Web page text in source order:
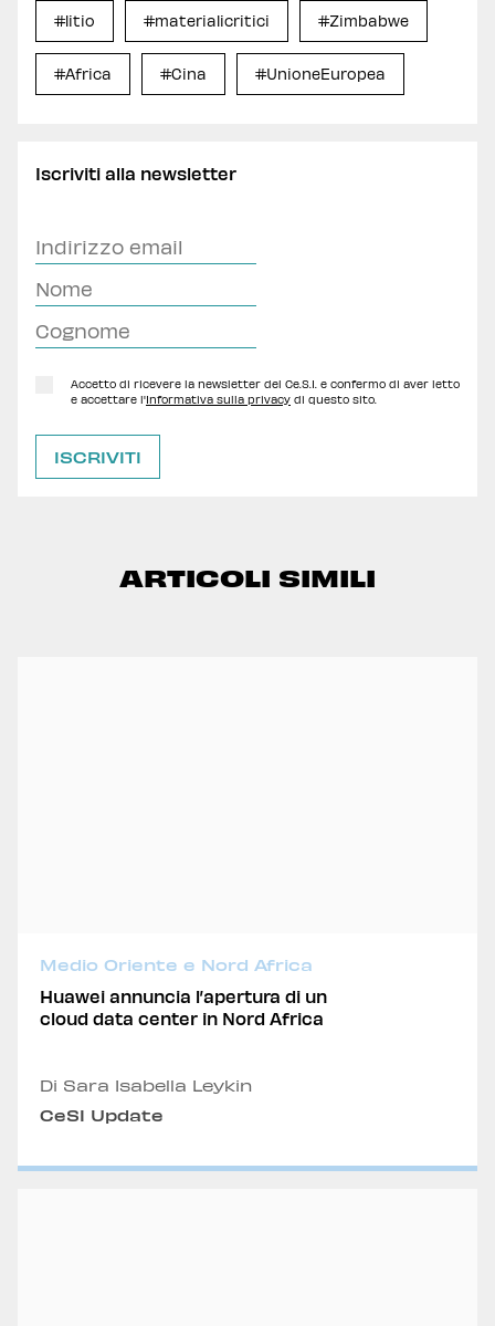
#litio #materialicritici #Zimbabwe
#Africa #Cina #UnioneEuropea
Iscriviti alla newsletter
Accetto di ricevere la newsletter del Ce.S.I. e confermo di aver letto
e accettare l'Informativa sulla privacy di questo sito.
ARTICOLI SIMILI
Medio Oriente e Nord Africa
Huawei annuncia l’apertura di un
cloud data center in Nord Africa
Di Sara Isabella Leykin
CeSI Update